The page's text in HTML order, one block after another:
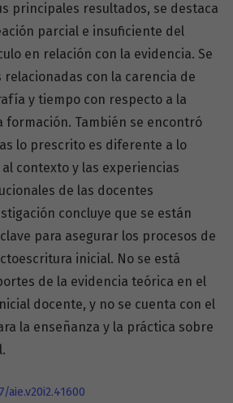
principales resultados, se destaca
parcial e insuficiente del
en relación con la evidencia. Se
con la carencia de
y tiempo con respecto a la
formación. También se encontró
lo prescrito es diferente a lo
contexto y las experiencias
de las docentes
concluye que se están
para asegurar los procesos de
inicial. No se está
de la evidencia teórica en el
docente, y no se cuenta con el
la enseñanza y la práctica sobre
aie.v20i2.41600